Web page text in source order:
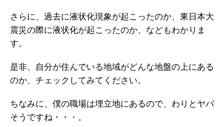
さらに、過去に液状化現象が起こったのか、東日本大
震災の際に液状化が起こったのか、などもわかりま
す。
是非、自分が住んでいる地域がどんな地盤の上にある
のか、チェックしてみてください。
ちなみに、僕の職場は埋立地にあるので、わりとヤバ
そうですね・・・。